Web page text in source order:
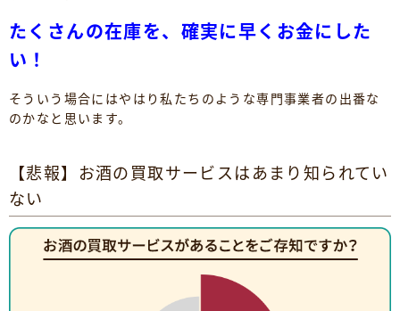
たくさんの在庫を、確実に早くお金にした
い！
そういう場合にはやはり私たちのような専門事業者の出番な
のかなと思います。
【悲報】お酒の買取サービスはあまり知られてい
ない